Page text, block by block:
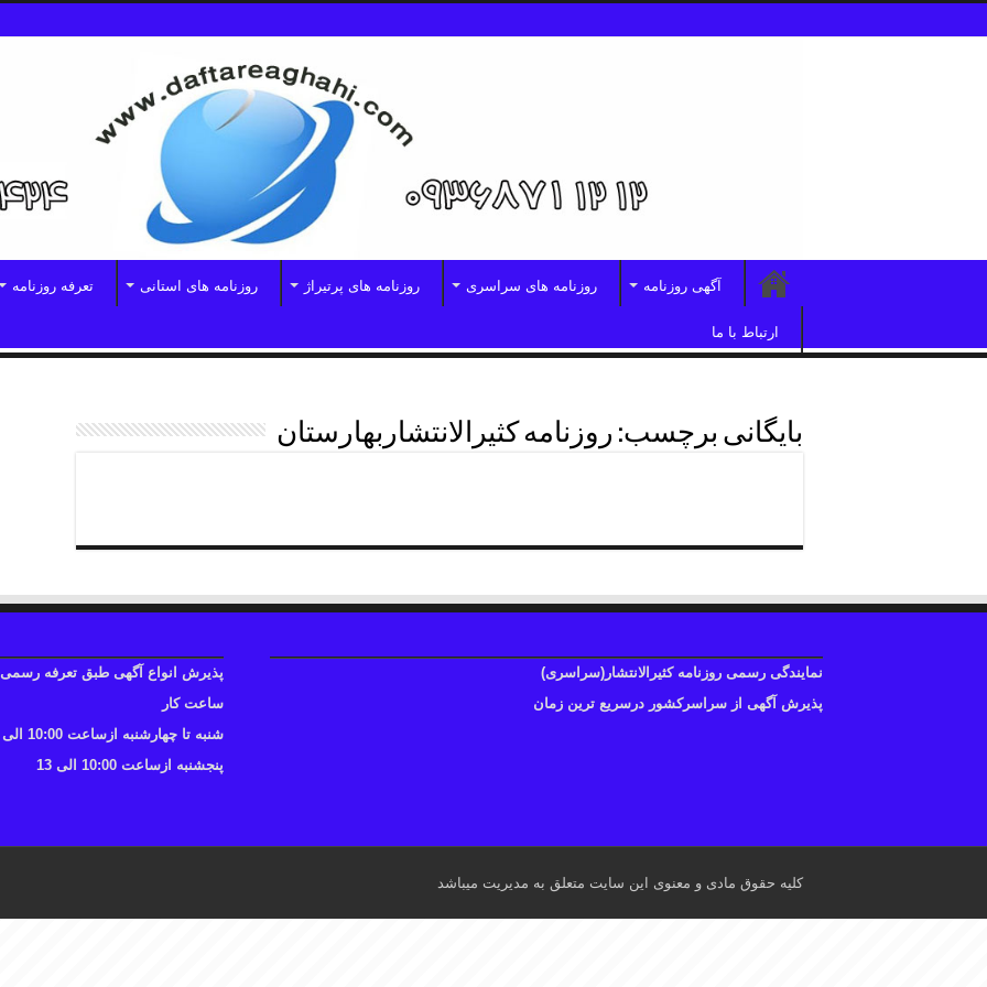
آگهی روزنامه روزنامه های سراسری روزنامه های پرتیراژ روزنامه های استانی تعرفه روزنامه
ارتباط با ما
بایگانی برچسب: روزنامه کثیرالانتشاربهارستان
نمایندگی رسمی روزنامه کثیرالانتشار(سراسری)
پذیرش آگهی از سراسرکشور درسریع ترین زمان
پذیرش انواع آگهی طبق تعرفه رسمی
ساعت کار
شنبه تا چهارشنبه ازساعت 10:00 الی 17
پنجشنبه ازساعت 10:00 الی 13
کلیه حقوق مادی و معنوی این سایت متعلق به مدیریت میباشد